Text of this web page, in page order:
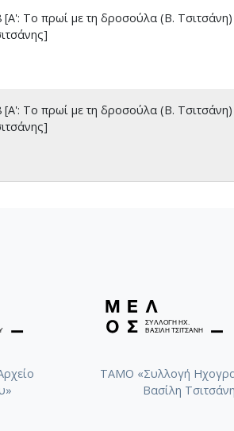
Το πρωί με τη δροσούλα (Β.
Το πρωί με τη δροσούλα (Β.
ΤΑΜΟ «Συλλογή
Βασίλη